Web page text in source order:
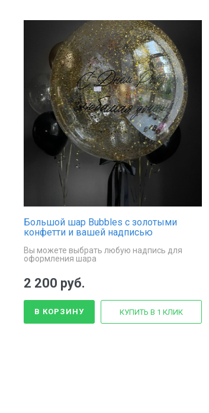
Большой шар Bubbles с золотыми
конфетти и вашей надписью
Вы можете выбрать любую надпись для
оформления шара
2 200 руб.
В КОРЗИНУ КУПИТЬ В 1 КЛИК